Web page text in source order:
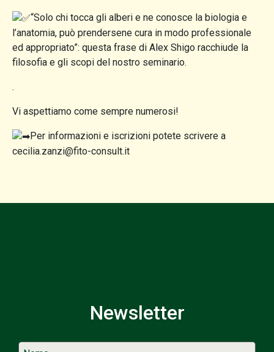
“Solo chi tocca gli alberi e ne conosce la biologia e
l’anatomia, può prendersene cura in modo professionale
ed appropriato”: questa frase di Alex Shigo racchiude la
filosofia e gli scopi del nostro seminario.
.
Vi aspettiamo come sempre numerosi!
Per informazioni e iscrizioni potete scrivere a
cecilia.zanzi@fito-consult.it
Newsletter